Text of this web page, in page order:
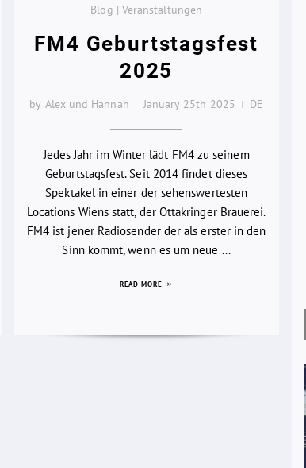
Blog | Veranstaltungen
FM4 Geburtstagsfest
2025
by Alex und Hannah January 25th 2025 DE
Jedes Jahr im Winter lädt FM4 zu seinem
Geburtstagsfest. Seit 2014 findet dieses
Spektakel in einer der sehenswertesten
Locations Wiens statt, der Ottakringer Brauerei.
FM4 ist jener Radiosender der als erster in den
Sinn kommt, wenn es um neue ...
READ MORE